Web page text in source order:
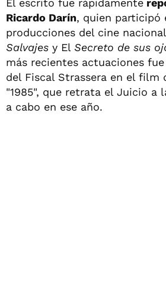
Ricardo Darín, quien participó
producciones del cine
Salvajes y El Secreto de sus
más recientes actuaciones
del Fiscal Strassera en el film
"1985", que retrata el Juicio a
a cabo en ese año.